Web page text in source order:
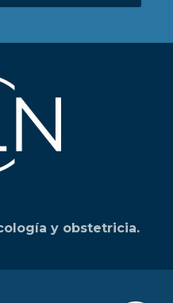
y obstetricia.